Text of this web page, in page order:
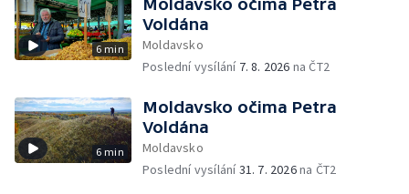
6 min
Moldavsko očima Petra
Voldána
Moldavsko
Poslední vysílání 7. 8. 2026 na ČT2
6 min
Moldavsko očima Petra
Voldána
Moldavsko
Poslední vysílání31. 7. 2026na ČT2